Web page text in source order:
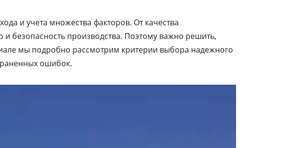
и учета множества факторов. От качества
безопасность производства. Поэтому важно решить,
мы подробно рассмотрим критерии выбора надежного
ошибок.